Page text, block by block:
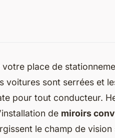
place de
voitures sont serrées et
pour tout conducteur.
de miroirs
le champ de